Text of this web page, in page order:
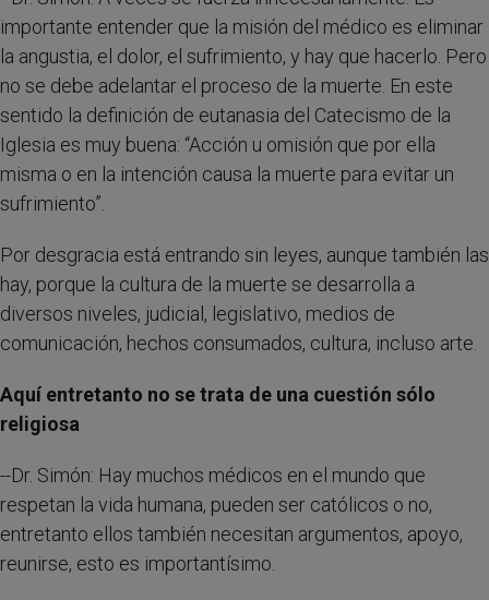
importante entender que la misión del médico es eliminar
la angustia, el dolor, el sufrimiento, y hay que hacerlo. Pero
no se debe adelantar el proceso de la muerte. En este
sentido la definición de eutanasia del Catecismo de la
Iglesia es muy buena: “Acción u omisión que por ella
misma o en la intención causa la muerte para evitar un
sufrimiento”.
Por desgracia está entrando sin leyes, aunque también las
hay, porque la cultura de la muerte se desarrolla a
diversos niveles, judicial, legislativo, medios de
comunicación, hechos consumados, cultura, incluso arte.
Aquí entretanto no se trata de una cuestión sólo
religiosa
--Dr. Simón: Hay muchos médicos en el mundo que
respetan la vida humana, pueden ser católicos o no,
entretanto ellos también necesitan argumentos, apoyo,
reunirse, esto es importantísimo.